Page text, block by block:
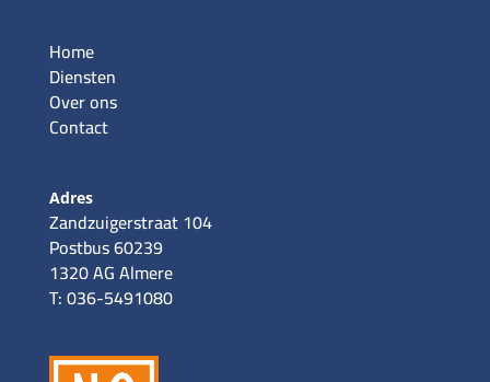
Home
Diensten
Over ons
Contact
Adres
Zandzuigerstraat 104
Postbus 60239
1320 AG Almere
T: 036-5491080